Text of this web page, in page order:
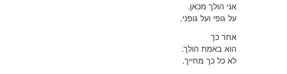
אני הולך מכאן.
על גופי ועל גופני.
אחר כך
הוא באמת הולך.
לא כל כך מחייך.